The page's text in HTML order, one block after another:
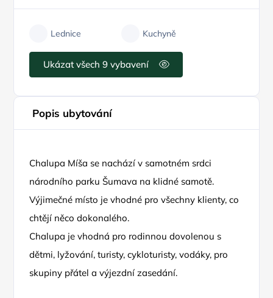
Lednice Kuchyně
Ukázat všech 9 vybavení
Popis ubytování
Chalupa Míša se nachází v samotném srdci
národního parku Šumava na klidné samotě.
Výjimečné místo je vhodné pro všechny klienty, co
chtějí něco dokonalého.
Chalupa je vhodná pro rodinnou dovolenou s
dětmi, lyžování, turisty, cykloturisty, vodáky, pro
skupiny přátel a výjezdní zasedání.